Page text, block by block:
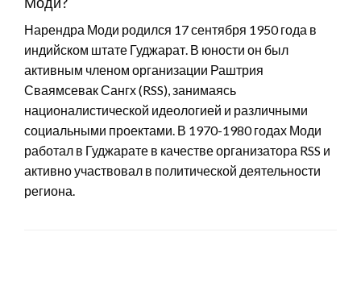
Нарендра Моди родился 17 сентября 1950 года в
индийском штате Гуджарат. В юности он был
активным членом организации Раштрия
Сваямсевак Сангх (RSS), занимаясь
националистической идеологией и различными
социальными проектами. В 1970-1980 годах Моди
работал в Гуджарате в качестве организатора RSS и
активно участвовал в политической деятельности
региона.